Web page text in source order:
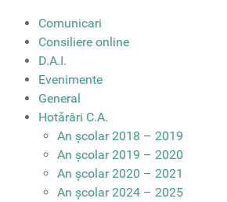
Comunicari
Consiliere online
D.A.I.
Evenimente
General
Hotărâri C.A.
An școlar 2018 – 2019
An școlar 2019 – 2020
An școlar 2020 – 2021
An școlar 2024 – 2025